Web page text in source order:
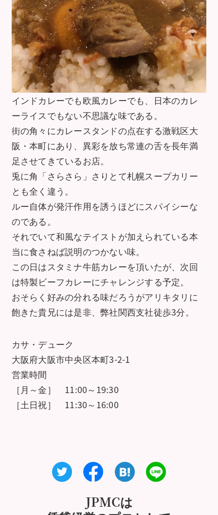
インドカレーでも欧風カレーでも、日本のカレ
ーライスでもない不思議な味である。
街の角々にカレースタンドの点在する激戦区大
阪・本町にあり、異彩を放ち常連の舌を長年満
足させてきているお店。
兎に角「さらさら」さりとて札幌スープカリー
とも全く違う。
ルー自体が発汗作用を誘うほどにスパイシーな
のである。
それでいて和風なテイストが加えられている本
当に食さねば説明のつかない味。
この日はスタミナ牛筋カレーを頂いたが、次回
は特製ビーフカレーにチャレンジする予定。
おそらく好みの分れる味だろうがアリキタリに
飽きた貴兄には是非、弊社関西支社徒歩3分。
カサ・デューク
大阪府大阪市中央区本町3-2-1
営業時間
［月～金］ 11:00～19:30
［土日祝］ 11:30～16:00
JPMCは